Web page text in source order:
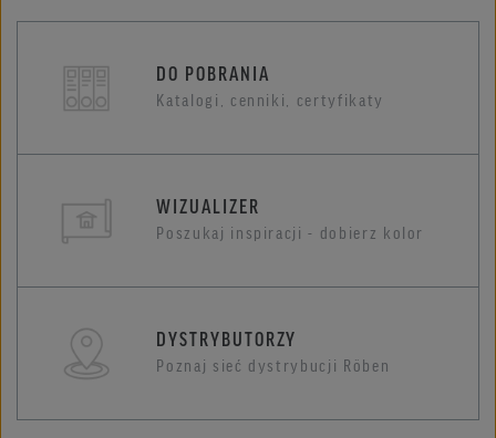
DO POBRANIA
Katalogi, cenniki, certyfikaty
WIZUALIZER
Poszukaj inspiracji - dobierz kolor
DYSTRYBUTORZY
Poznaj sieć dystrybucji Röben